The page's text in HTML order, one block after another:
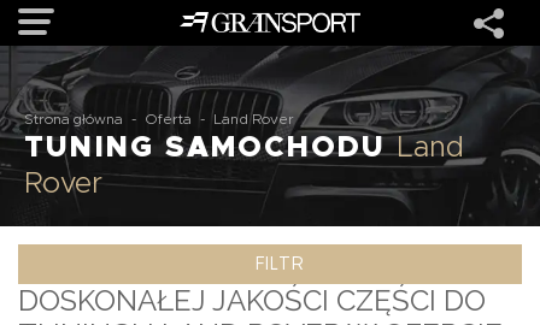
OFERTA
MARKI
REALIZACJE
Strona główna - Oferta - Land Rover
TUNING SAMOCHODULand
Rover
FILTR
DOSKONAŁEJ JAKOŚCI CZĘŚCI DO